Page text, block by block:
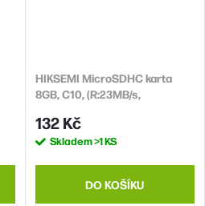
HIKSEMI MicroSDHC karta
8GB, C10, (R:23MB/s,
132 Kč
Skladem>1 KS
DO KOŠÍKU